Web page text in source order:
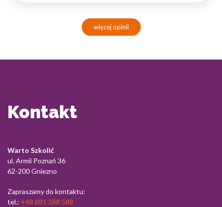
więcej opinii
Kontakt
Warto Szkolić
ul. Armii Poznań 36
62-200 Gniezno
Zapraszamy do kontaktu:
tel.: +48 881 388 588